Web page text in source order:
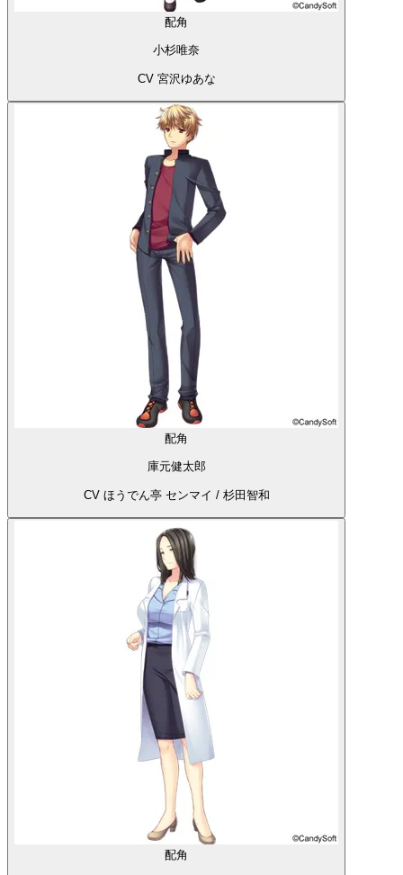
配角
小杉唯奈
CV 宮沢ゆあな
配角
庫元健太郎
CV ほうでん亭 センマイ / 杉田智和
配角